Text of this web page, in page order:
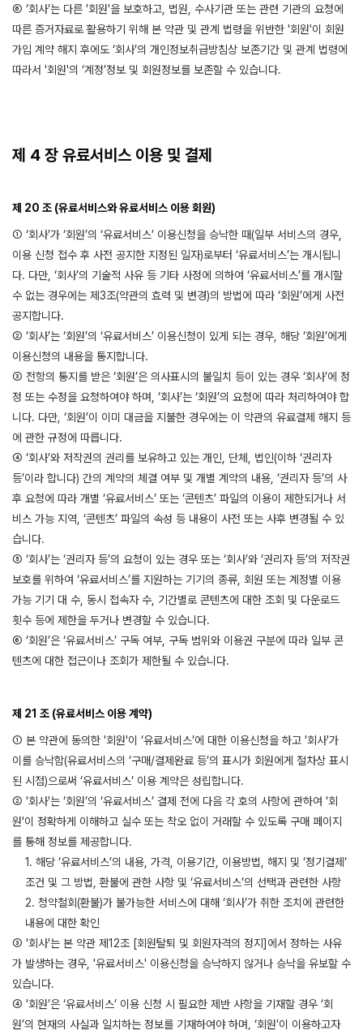
⑥ ‘회사’는 다른 '회원'을 보호하고, 법원, 수사기관 또는 관련 기관의 요청에
따른 증거자료로 활용하기 위해 본 약관 및 관계 법령을 위반한 '회원'이 회원
가입 계약 해지 후에도 ‘회사’의 개인정보취급방침상 보존기간 및 관계 법령에
따라서 '회원'의 ‘계정’정보 및 회원정보를 보존할 수 있습니다.
제 4 장 유료서비스 이용 및 결제
제 20 조 (유료서비스와 유료서비스 이용 회원)
① ‘회사’가 ‘회원’의 ‘유료서비스’ 이용신청을 승낙한 때(일부 서비스의 경우,
이용 신청 접수 후 사전 공지한 지정된 일자)로부터 ‘유료서비스’는 개시됩니
다. 다만, ‘회사’의 기술적 사유 등 기타 사정에 의하여 ‘유료서비스’를 개시할
수 없는 경우에는 제3조(약관의 효력 및 변경)의 방법에 따라 ‘회원’에게 사전
공지합니다.
② ‘회사’는 ‘회원’의 ‘유료서비스’ 이용신청이 있게 되는 경우, 해당 ‘회원’에게
이용신청의 내용을 통지합니다.
③ 전항의 통지를 받은 ‘회원’은 의사표시의 불일치 등이 있는 경우 ‘회사’에 정
정 또는 수정을 요청하여야 하며, ‘회사’는 ‘회원’의 요청에 따라 처리하여야 합
니다. 다만, ‘회원’이 이미 대금을 지불한 경우에는 이 약관의 유료결제 해지 등
에 관한 규정에 따릅니다.
④ ‘회사’와 저작권의 권리를 보유하고 있는 개인, 단체, 법인(이하 ‘권리자
등’이라 합니다) 간의 계약의 체결 여부 및 개별 계약의 내용, ‘권리자 등’의 사
후 요청에 따라 개별 ‘유료서비스’ 또는 ‘콘텐츠’ 파일의 이용이 제한되거나 서
비스 가능 지역, ‘콘텐츠’ 파일의 속성 등 내용이 사전 또는 사후 변경될 수 있
습니다.
⑤ ‘회사’는 ‘권리자 등’의 요청이 있는 경우 또는 ‘회사’와 ‘권리자 등’의 저작권
보호를 위하여 ‘유료서비스’를 지원하는 기기의 종류, 회원 또는 계정별 이용
가능 기기 대 수, 동시 접속자 수, 기간별로 콘텐츠에 대한 조회 및 다운로드
횟수 등에 제한을 두거나 변경할 수 있습니다.
⑥ ‘회원’은 ‘유료서비스’ 구독 여부, 구독 범위와 이용권 구분에 따라 일부 콘
텐츠에 대한 접근이나 조회가 제한될 수 있습니다.
제 21 조 (유료서비스 이용 계약)
① 본 약관에 동의한 '회원'이 ‘유료서비스’에 대한 이용신청을 하고 '회사'가
이를 승낙함(유료서비스의 ‘구매/결제완료 등’의 표시가 회원에게 절차상 표시
된 시점)으로써 ‘유료서비스’ 이용 계약은 성립합니다.
② '회사'는 ‘회원’의 ‘유료서비스’ 결제 전에 다음 각 호의 사항에 관하여 '회
원'이 정확하게 이해하고 실수 또는 착오 없이 거래할 수 있도록 구매 페이지
를 통해 정보를 제공합니다.
1. 해당 ‘유료서비스’의 내용, 가격, 이용기간, 이용방법, 해지 및 ‘정기결제’
조건 및 그 방법, 환불에 관한 사항 및 ‘유료서비스’의 선택과 관련한 사항
2. 청약철회(환불)가 불가능한 서비스에 대해 ‘회사’가 취한 조치에 관련한
내용에 대한 확인
③ '회사'는 본 약관 제12조 [회원탈퇴 및 회원자격의 정지]에서 정하는 사유
가 발생하는 경우, '유료서비스' 이용신청을 승낙하지 않거나 승낙을 유보할 수
있습니다.
④ '회원’은 ‘유료서비스’ 이용 신청 시 필요한 제반 사항을 기재할 경우 ‘회
원’의 현재의 사실과 일치하는 정보를 기재하여야 하며, ‘회원’이 이용하고자